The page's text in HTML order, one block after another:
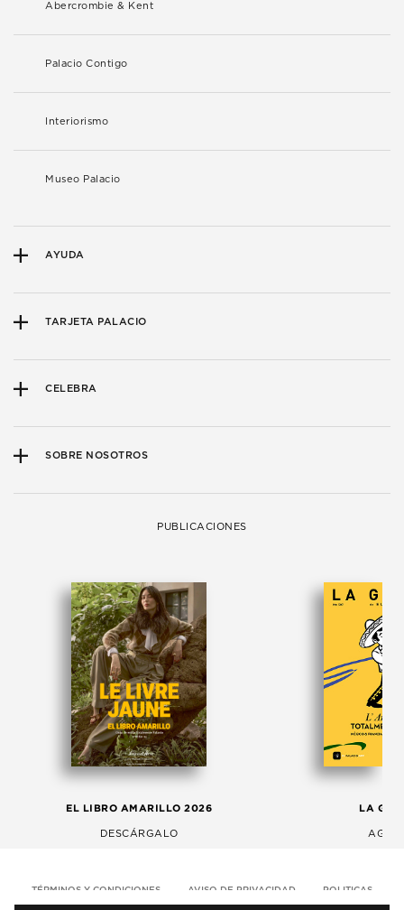
Abercrombie & Kent
Palacio Contigo
Interiorismo
Museo Palacio
AYUDA
TARJETA PALACIO
CELEBRA
SOBRE NOSOTROS
PUBLICACIONES
EL LIBRO AMARILLO 2026
DESCÁRGALO
LA
TÉRMINOS Y CONDICIONES AVISO DE PRIVACIDAD POLITICAS